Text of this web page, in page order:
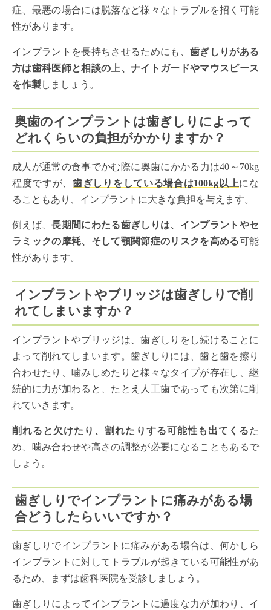
症、最悪の場合には脱落など様々なトラブルを招く可能
性があります。
インプラントを長持ちさせるためにも、 歯ぎしりがある
方は歯科医師と相談の上、ナイトガードやマウスピース
を作製しましょう。
奥歯のインプラントは歯ぎしりによって
どれくらいの負担がかかりますか？
成人が通常の食事でかむ際に奥歯にかかる力は40～70kg
程度ですが、歯ぎしりをしている場合は100kg以上にな
ることもあり、インプラントに大きな負担を与えます。
例えば、長期間にわたる歯ぎしりは、インプラントやセ
ラミックの摩耗、そして顎関節症のリスクを高める可能
性があります。
インプラントやブリッジは歯ぎしりで削
れてしまいますか？
インプラントやブリッジは、歯ぎしりをし続けることに
よって削れてしまいます。歯ぎしりには、歯と歯を擦り
合わせたり、噛みしめたりと様々なタイプが存在し、継
続的に力が加わると、たとえ人工歯であっても次第に削
れていきます。
削れると欠けたり、割れたりする可能性も出てくるた
め、噛み合わせや高さの調整が必要になることもあるで
しょう。
歯ぎしりでインプラントに痛みがある場
合どうしたらいいですか？
歯ぎしりでインプラントに痛みがある場合は、何かしら
インプラントに対してトラブルが起きている可能性があ
るため、まずは歯科医院を受診しましょう。
歯ぎしりによってインプラントに過度な力が加わり、イ